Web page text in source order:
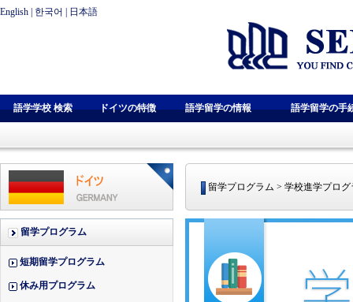
English 한국어 日本語
語学学校 検索 ドイツの特徴 語学留学の情報 語学留学の手
留学プログラム
短期留学プログラム
休み用プログラム
留学プログラム > 学校進学プログ